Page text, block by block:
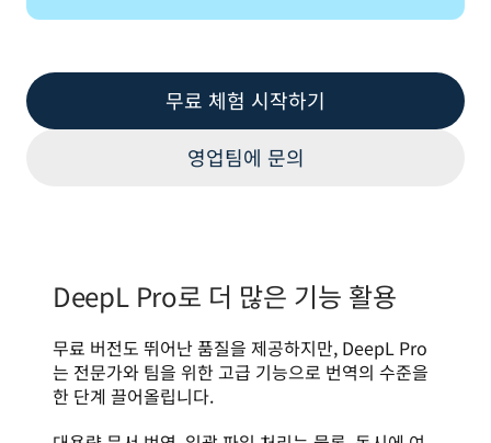
무료 체험 시작하기
영업팀에 문의
DeepL Pro로 더 많은 기능 활용
무료 버전도 뛰어난 품질을 제공하지만, DeepL Pro
는 전문가와 팀을 위한 고급 기능으로 번역의 수준을
한 단계 끌어올립니다.